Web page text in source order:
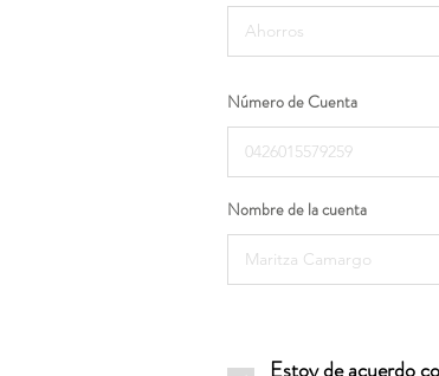
Número de Cuenta
Nombre de la cuenta